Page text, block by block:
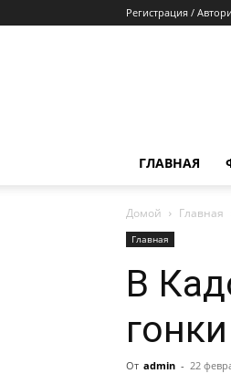
Регистрация /
ГЛАВНАЯ
Домой Главная
Главная
В
От admin - 22